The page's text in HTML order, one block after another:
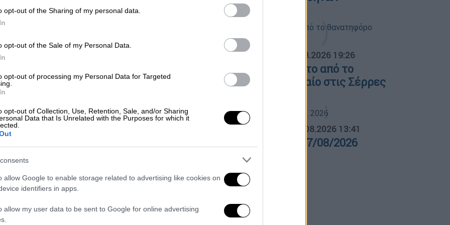
opt-out of the Sharing of my personal data.
opt-out of the Sale of my Personal Data.
opt-out of processing my Personal Data for Targeted
opt-out of Collection, Use, Retention, Sale, and/or Sharing
Data that Is Unrelated with the Purposes for which it
allow Google to enable storage related to advertising like cookies on
identifiers in apps.
allow my user data to be sent to Google for online advertising
01.06.2024 21:15
γιορτάζει τα 94α γενέθλιά του
Ίστγουντ δεν το έβαλε κάτω και το
ταινίας, «Juror #2» ως
κινηματογραφιστής
Σινεμά|26.12.2023 12:00
Εnnio: Ιστγουντ, Ταραντίνο και
Σπρίνγκστιν μιλούν για τον θρύλο
ΑΠΟΣΠΑΣΜΑΤΑ... 07.08.2026 19:26
Βίντεο ντοκουμέντο από το
θανατηφόρο τροχαίο στις Σέρρες
07.08.2026 13:41
Αθλητικό δελτίο 07/08/2026